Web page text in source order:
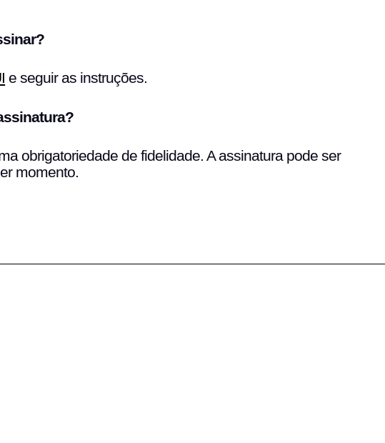
e seguir as instruções.
obrigatoriedade de fidelidade. A assinatura pode ser
momento.